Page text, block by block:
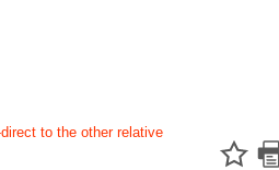
to the other relative